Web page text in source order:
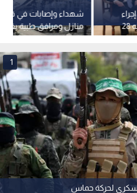
شهداء وإصابات في
منازل ومرافق طبية
الانتخابات في موعدها المحدد فيه 28
لحركة حماس
1